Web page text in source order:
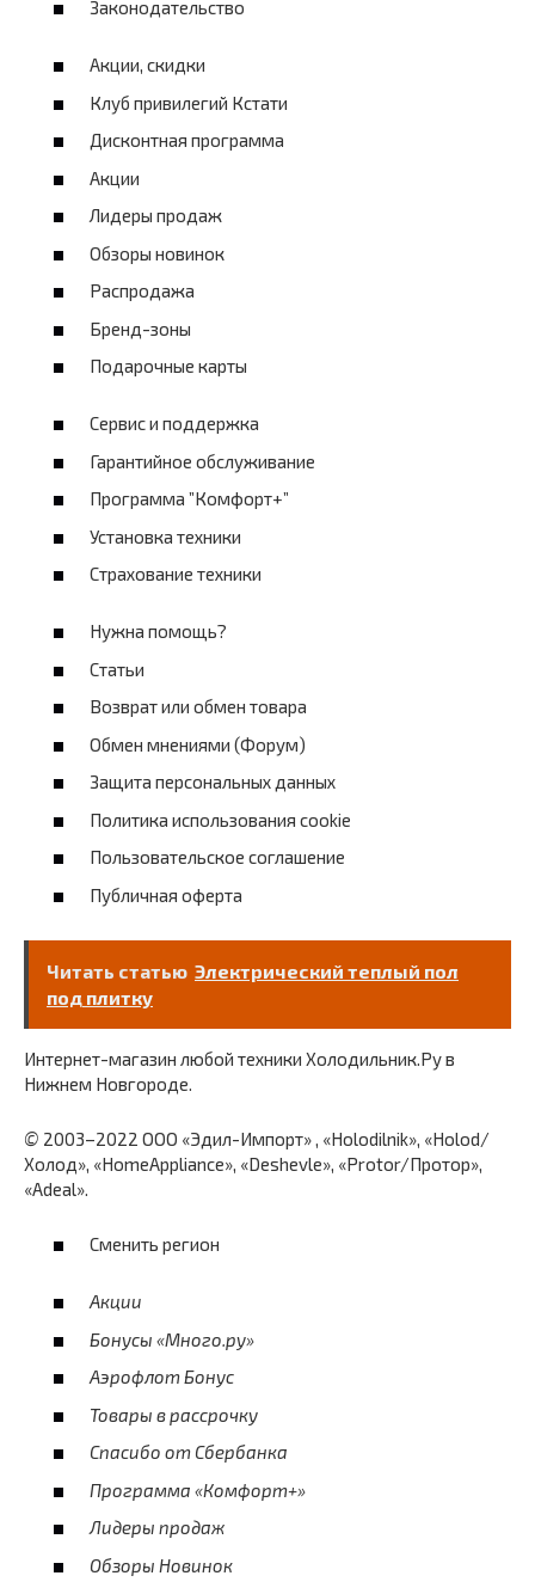
Законодательство
Акции, скидки
Клуб привилегий Кстати
Дисконтная программа
Акции
Лидеры продаж
Обзоры новинок
Распродажа
Бренд-зоны
Подарочные карты
Сервис и поддержка
Гарантийное обслуживание
Программа ”Комфорт+”
Установка техники
Страхование техники
Нужна помощь?
Статьи
Возврат или обмен товара
Обмен мнениями (Форум)
Защита персональных данных
Политика использования cookie
Пользовательское соглашение
Публичная оферта
Читать статью Электрический теплый пол
под плитку
Интернет-магазин любой техники Холодильник.Ру в
Нижнем Новгороде.
© 2003–2022 ООО «Эдил-Импорт» , «Holodilnik», «Holod/
Холод», «HomeAppliance», «Deshevle», «Protor/Протор»,
«Adeal».
Сменить регион
Акции
Бонусы «Много.ру»
Аэрофлот Бонус
Товары в рассрочку
Спасибо от Сбербанка
Программа «Комфорт+»
Лидеры продаж
Обзоры Новинок